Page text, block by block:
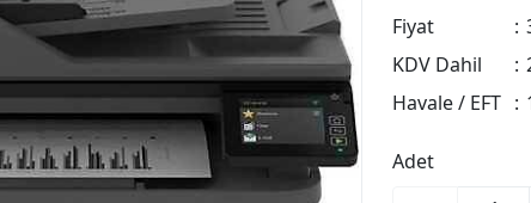
Fiyat :
KDV Dahil
:
Havale / EFT :
Adet